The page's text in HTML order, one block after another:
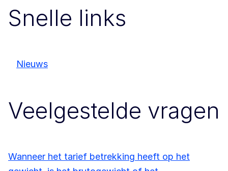
Snelle links
Nieuws
Veelgestelde vragen
Wanneer het tarief betrekking heeft op het